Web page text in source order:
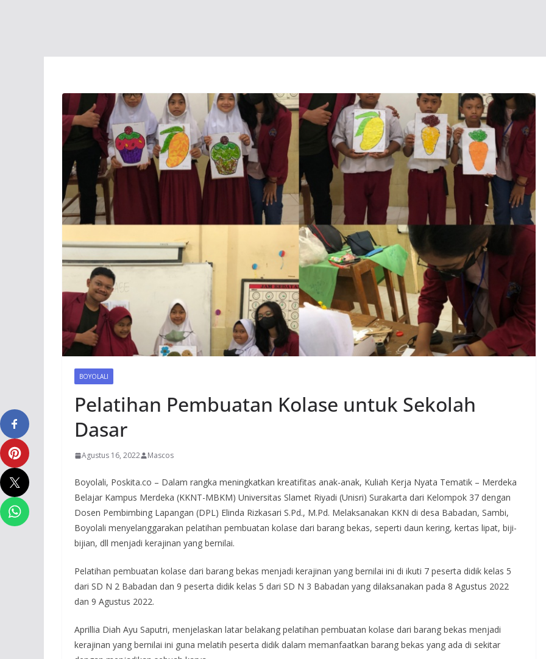
BOYOLALI
Pelatihan Pembuatan Kolase untuk Sekolah
Dasar
Agustus 16, 2022 Mascos
Boyolali, Poskita.co – Dalam rangka meningkatkan kreatifitas anak-anak, Kuliah Kerja Nyata Tematik – Merdeka
Belajar Kampus Merdeka (KKNT-MBKM) Universitas Slamet Riyadi (Unisri) Surakarta dari Kelompok 37 dengan
Dosen Pembimbing Lapangan (DPL) Elinda Rizkasari S.Pd., M.Pd. Melaksanakan KKN di desa Babadan, Sambi,
Boyolali menyelanggarakan pelatihan pembuatan kolase dari barang bekas, seperti daun kering, kertas lipat, biji-
bijian, dll menjadi kerajinan yang bernilai.
Pelatihan pembuatan kolase dari barang bekas menjadi kerajinan yang bernilai ini di ikuti 7 peserta didik kelas 5
dari SD N 2 Babadan dan 9 peserta didik kelas 5 dari SD N 3 Babadan yang dilaksanakan pada 8 Agustus 2022
dan 9 Agustus 2022.
Aprillia Diah Ayu Saputri, menjelaskan latar belakang pelatihan pembuatan kolase dari barang bekas menjadi
kerajinan yang bernilai ini guna melatih peserta didik dalam memanfaatkan barang bekas yang ada di sekitar